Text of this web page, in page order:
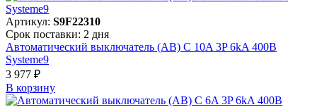
Артикул: S9F22310
Срок поставки: 2 дня
Автоматический выключатель (АВ) C 10A 3P 6kA 400В
Systeme9
3 977 ₽
В корзинy